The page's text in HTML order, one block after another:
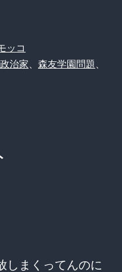
ッコ
政治家 森友学園問題
しまくってんのに